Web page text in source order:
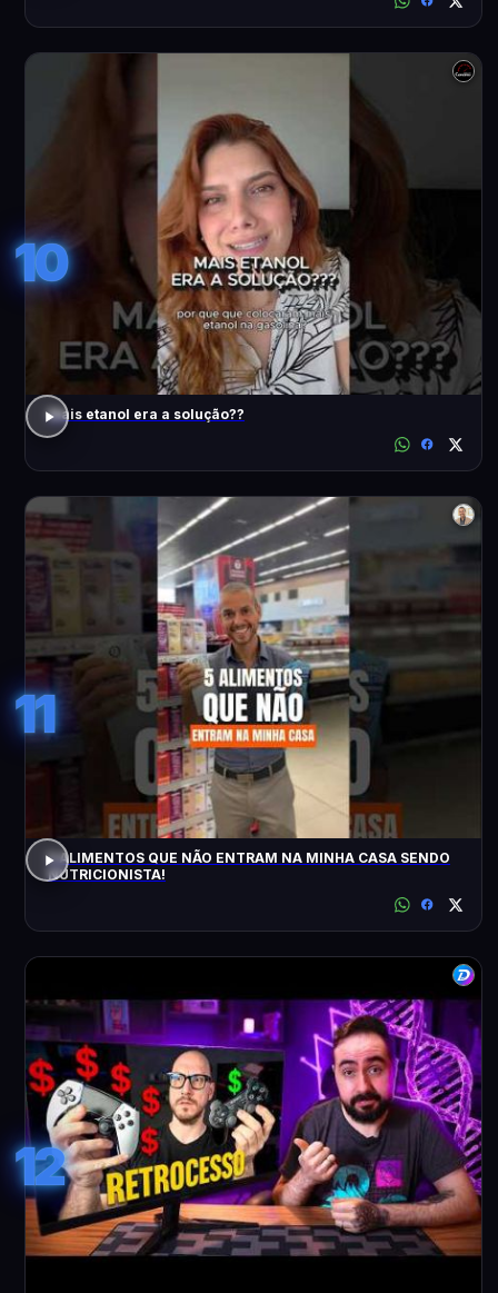
10
Mais etanol era a solução??
11
5 ALIMENTOS QUE NÃO ENTRAM NA MINHA CASA SENDO
NUTRICIONISTA!
12